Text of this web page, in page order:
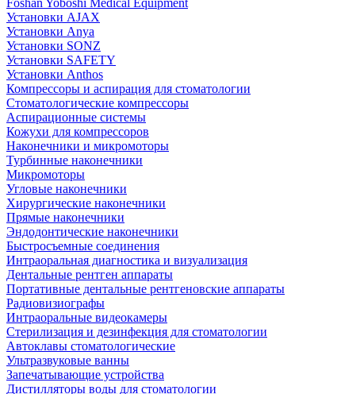
Foshan Yoboshi Medical Equipment
Установки AJAX
Установки Anya
Установки SONZ
Установки SAFETY
Установки Anthos
Компрессоры и аспирация для стоматологии
Стоматологические компрессоры
Аспирационные системы
Кожухи для компрессоров
Наконечники и микромоторы
Турбинные наконечники
Микромоторы
Угловые наконечники
Хирургические наконечники
Прямые наконечники
Эндодонтические наконечники
Быстросъемные соединения
Интраоральная диагностика и визуализация
Дентальные рентген аппараты
Портативные дентальные рентгеновские аппараты
Радиовизиографы
Интраоральные видеокамеры
Стерилизация и дезинфекция для стоматологии
Автоклавы стоматологические
Ультразвуковые ванны
Запечатывающие устройства
Дистилляторы воды для стоматологии